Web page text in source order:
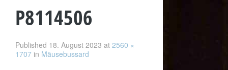
P8114506
Published 18. August 2023 at 2560 ×
1707 in Mäusebussard